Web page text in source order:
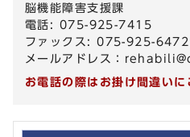
脳機能障害支援課
電話: 075-925-7415
ファックス: 075-925-6472
メールアドレス：
お電話の際はお掛け間違いに